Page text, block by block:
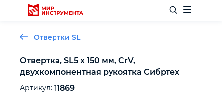
Отделочный инструмент
Отвертки SL
Отвертка, SL5 х 150 мм, CrV,
двухкомпонентная рукоятка Сибртех
Артикул: 11869